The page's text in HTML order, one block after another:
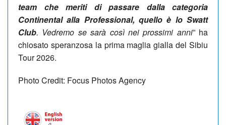
team che meriti di passare dalla categoria
Continental alla Professional, quello è lo Swatt
Club. Vedremo se sarà così nei prossimi anni” ha
chiosato speranzosa la prima maglia gialla del Sibiu
Tour 2026.
Photo Credit: Focus Photos Agency